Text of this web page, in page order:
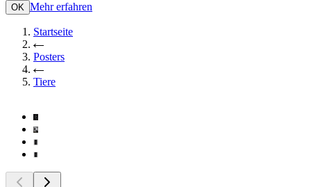
OK Mehr erfahren
Startseite
Posters
Tiere